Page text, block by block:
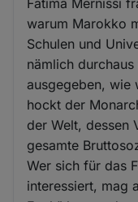
warum Marokko
Schulen und
nämlich
ausgegeben, wie
hockt der
der Welt, dessen
gesamte
Wer sich für das
interessiert, mag